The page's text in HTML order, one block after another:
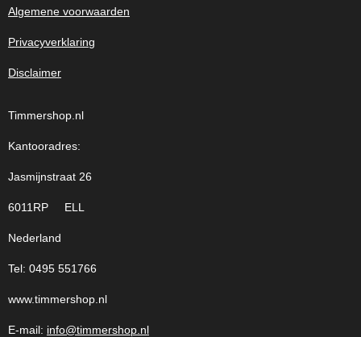
Algemene voorwaarden
Privacyverklaring
Disclaimer
Timmershop.nl
Kantooradres:
Jasmijnstraat 26
6011RP ELL
Nederland
Tel: 0495 551766
www.timmershop.nl
E-mail: info@timmershop.nl